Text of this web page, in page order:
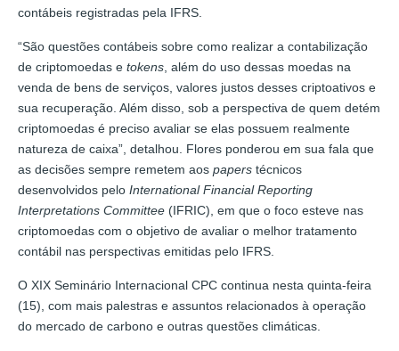
contábeis registradas pela IFRS.
“São questões contábeis sobre como realizar a contabilização
de criptomoedas e tokens , além do uso dessas moedas na
venda de bens de serviços, valores justos desses criptoativos e
sua recuperação. Além disso, sob a perspectiva de quem detém
criptomoedas é preciso avaliar se elas possuem realmente
natureza de caixa”, detalhou. Flores ponderou em sua fala que
as decisões sempre remetem aos papers técnicos
desenvolvidos pelo International Financial Reporting
Interpretations Committee (IFRIC), em que o foco esteve nas
criptomoedas com o objetivo de avaliar o melhor tratamento
contábil nas perspectivas emitidas pelo IFRS.
O XIX Seminário Internacional CPC continua nesta quinta-feira
(15), com mais palestras e assuntos relacionados à operação
do mercado de carbono e outras questões climáticas.